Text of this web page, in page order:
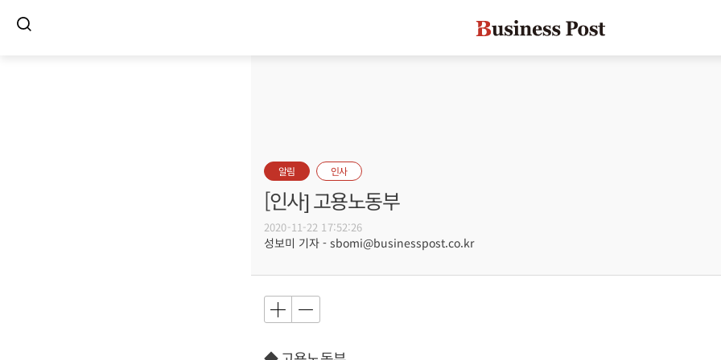
알림 인사
[인사] 고용노동부
2020-11-22 17:52:26
성보미 기자 - sbomi@businesspost.co.kr